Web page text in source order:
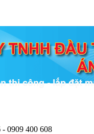
- 0909 400 608